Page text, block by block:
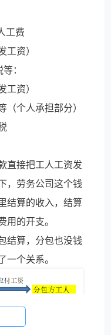
工费
资）
：
资）
个人承担部分）
直接把工人工资发
，劳务公司这个钱
结算的收入，结算
的开支。
结算，分包也没钱
个关系。